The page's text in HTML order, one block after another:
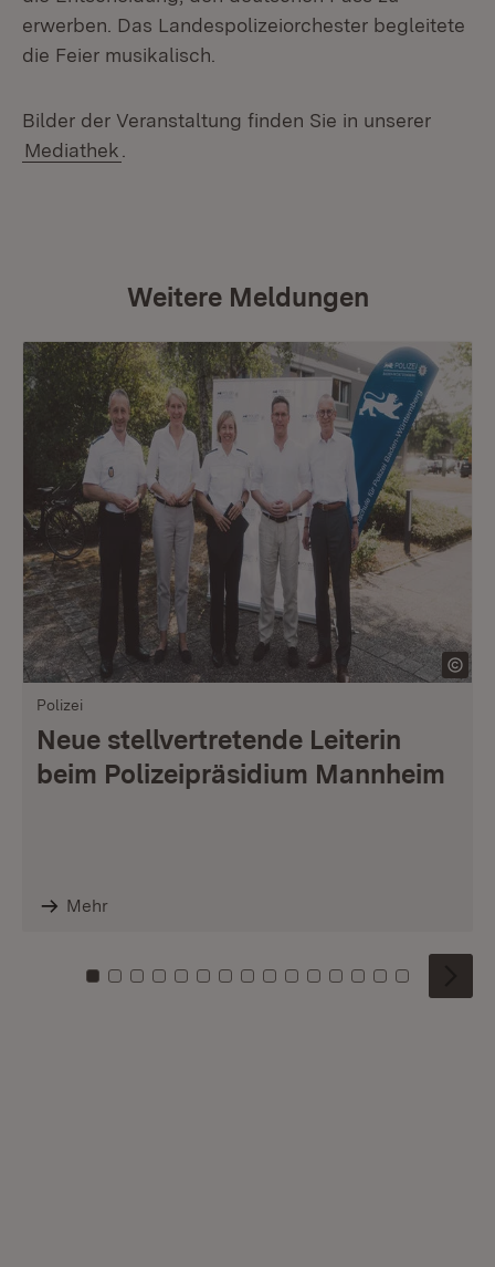
erwerben. Das Landespolizeiorchester begleitete
die Feier musikalisch.
Bilder der Veranstaltung finden Sie in unserer
Mediathek
Weitere Meldungen
Polizei
Neue stellvertretende Leiterin
beim Polizeipräsidium Mannheim
Mehr
Zu Kachel: 0
Zu Kachel: 1
Zu Kachel: 2
Zu Kachel: 3
Zu Kachel: 4
Zu Kachel: 5
Zu Kachel: 6
Zu Kachel: 7
Zu Kachel: 8
Zu Kachel: 9
Zu Kachel: 10
Zu Kachel: 11
Zu Kachel: 12
Zu Kachel:
Zu